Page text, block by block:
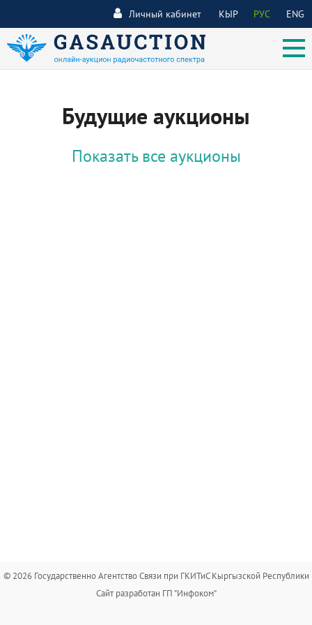
КЫР РУС ENG
Личный кабинет
Будущие аукционы
Показать все аукционы
© 2026 Государственно Агентство Связи при ГКИТиС Кыргызской Республики
Сайт разработан ГП "Инфоком"